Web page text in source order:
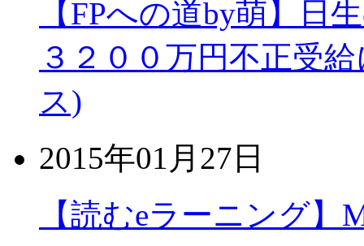
【FPへの道by萌】日
３２００万円不正受
ス)
2015年01月27日
【読むeラーニング】